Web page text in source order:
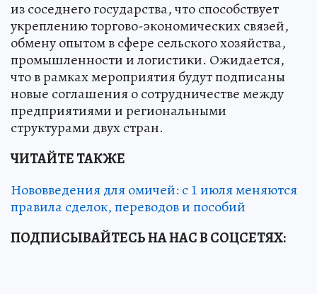
из соседнего государства, что способствует
укреплению торгово-экономических связей,
обмену опытом в сфере сельского хозяйства,
промышленности и логистики. Ожидается,
что в рамках мероприятия будут подписаны
новые соглашения о сотрудничестве между
предприятиями и региональными
структурами двух стран.
ЧИТАЙТЕ ТАКЖЕ
Нововведения для омичей: с 1 июля меняются
правила сделок, переводов и пособий
ПОДПИСЫВАЙТЕСЬ НА НАС В СОЦСЕТЯХ: